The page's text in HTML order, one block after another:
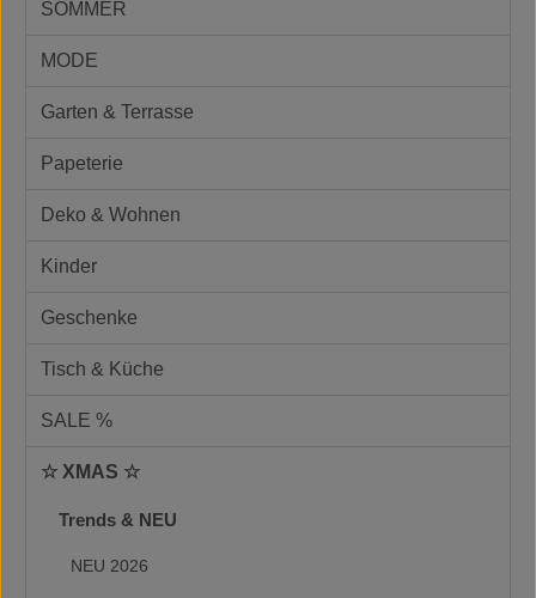
SOMMER
MODE
Garten & Terrasse
Papeterie
Deko & Wohnen
Kinder
Geschenke
Tisch & Küche
SALE %
☆ XMAS ☆
Trends & NEU
NEU 2026